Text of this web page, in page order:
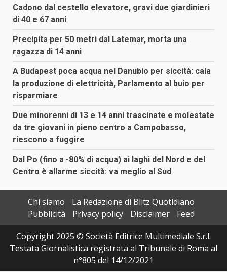
Cadono dal cestello elevatore, gravi due giardinieri
di 40 e 67 anni
Precipita per 50 metri dal Latemar, morta una
ragazza di 14 anni
A Budapest poca acqua nel Danubio per siccità: cala
la produzione di elettricità, Parlamento al buio per
risparmiare
Due minorenni di 13 e 14 anni trascinate e molestate
da tre giovani in pieno centro a Campobasso,
riescono a fuggire
Dal Po (fino a -80% di acqua) ai laghi del Nord e del
Centro è allarme siccità: va meglio al Sud
Chi siamo
La Redazione di Blitz Quotidiano
Pubblicità
Privacy policy Disclaimer
Feed
Copyright 2025 © Società Editrice Multimediale S.r.l.
Testata Giornalistica registrata al Tribunale di Roma al
n°805 del 14/12/2021